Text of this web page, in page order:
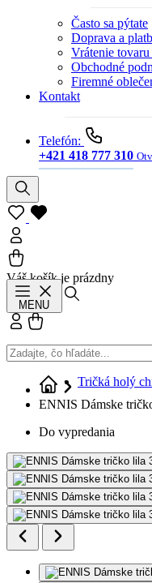
Často sa pýtate
Doprava a
Vrátenie tovaru
Obchodné
Firemné
Kontakt
Telefón:
+421 418 777 310
Váš košík je prázdny
MENU
Prihlásiť sa
Tričká holý
ENNIS Dámske
Do vypredania